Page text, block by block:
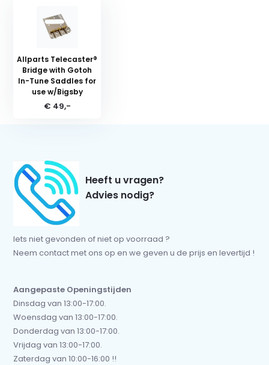
Allparts Telecaster®
Bridge with Gotoh
In-Tune Saddles for
use w/Bigsby
€ 49,-
Heeft u vragen?
Advies nodig?
Iets niet gevonden of niet op voorraad ?
Neem contact met ons op en we geven u de prijs en levertijd !
Aangepaste Openingstijden
Dinsdag van 13:00-17:00.
Woensdag van 13:00-17:00.
Donderdag van 13:00-17:00.
Vrijdag van 13:00-17:00.
Zaterdag van 10:00-16:00 !!